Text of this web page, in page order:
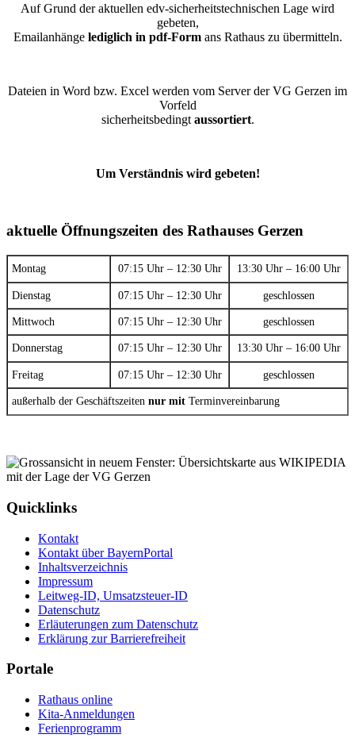
Auf Grund der aktuellen edv-sicherheitstechnischen Lage wird
gebeten,
Emailanhänge lediglich in pdf-Formans Rathaus zu übermitteln.
Dateien in Word bzw. Excel werden vom Server der VG Gerzen im
Vorfeld
sicherheitsbedingt aussortiert.
Um Verständnis wird gebeten!
aktuelle Öffnungszeiten des Rathauses Gerzen
Montag 07:15 Uhr – 12:30 Uhr 13:30 Uhr – 16:00 Uhr
Dienstag 07:15 Uhr – 12:30 Uhr geschlossen
Mittwoch 07:15 Uhr – 12:30 Uhr geschlossen
Donnerstag 07:15 Uhr – 12:30 Uhr 13:30 Uhr – 16:00 Uhr
Freitag 07:15 Uhr – 12:30 Uhr geschlossen
außerhalb der Geschäftszeiten nur mit Terminvereinbarung
Quicklinks
Kontakt
Kontakt über BayernPortal
Inhaltsverzeichnis
Impressum
Leitweg-ID, Umsatzsteuer-ID
Datenschutz
Erläuterungen zum Datenschutz
Erklärung zur Barrierefreiheit
Portale
Rathaus online
Kita-Anmeldungen
Ferienprogramm